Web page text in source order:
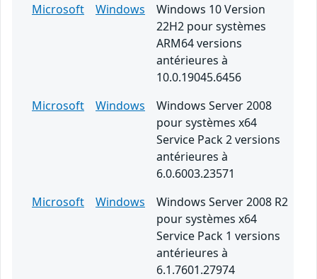
Microsoft
Windows
Windows 10 Version
22H2 pour systèmes
ARM64 versions
antérieures à
10.0.19045.6456
Microsoft
Windows
Windows Server 2008
pour systèmes x64
Service Pack 2 versions
antérieures à
6.0.6003.23571
Microsoft
Windows
Windows Server 2008 R2
pour systèmes x64
Service Pack 1 versions
antérieures à
6.1.7601.27974